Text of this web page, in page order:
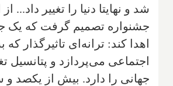
شد و نهایتا دنیا را تغییر داد...
جشنواره تصمیم گرفت که یک
اهدا کند: ترانه‌ای تاثیرگذار که
اجتماعی می‌پردازد و پتانسیل
جهانی را دارد. بیش از یکصد و